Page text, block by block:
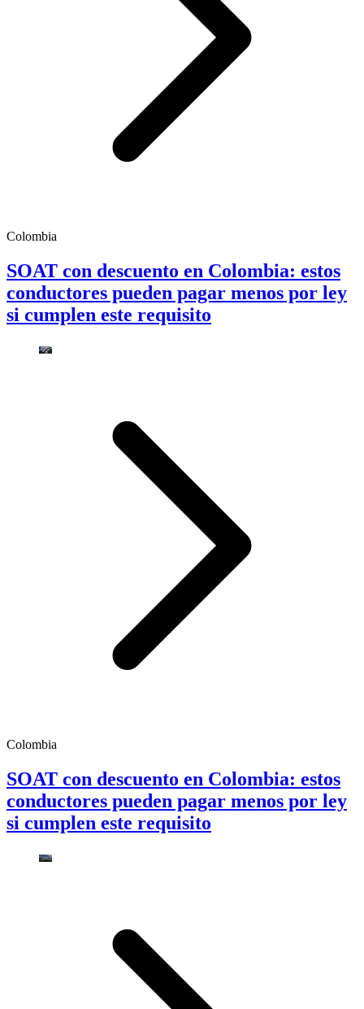
Colombia
SOAT con descuento en Colombia: estos
conductores pueden pagar menos por ley
si cumplen este requisito
Colombia
SOAT con descuento en Colombia: estos
conductores pueden pagar menos por ley
si cumplen este requisito